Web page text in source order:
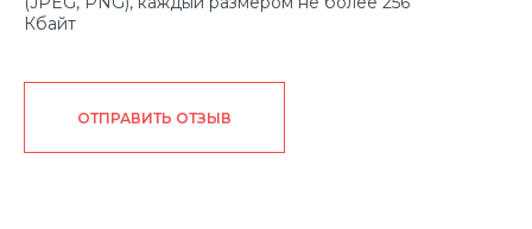
Кбайт
ОТПРАВИТЬ ОТЗЫВ